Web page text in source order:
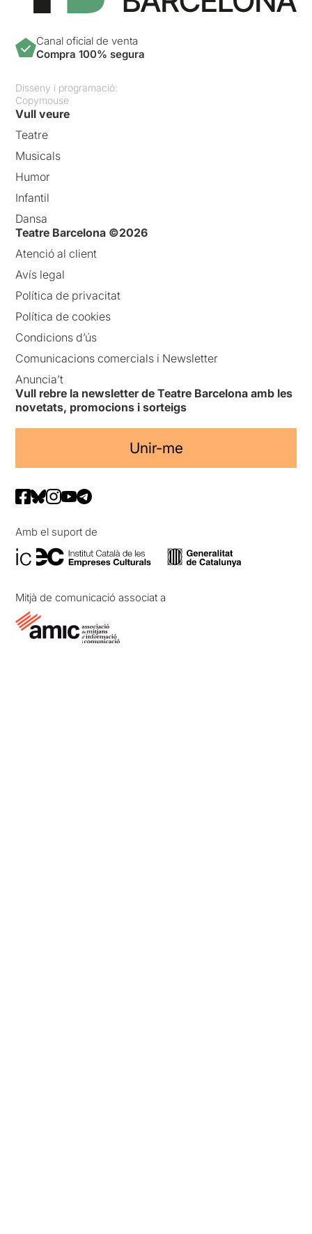
Canal oficial de venta
Compra 100% segura
Disseny i programació:
Copymouse
Vull veure
Teatre
Musicals
Humor
Infantil
Dansa
Teatre Barcelona ©2026
Atenció al client
Avís legal
Política de privacitat
Política de cookies
Condicions d’ús
Comunicacions comercials i Newsletter
Anuncia’t
Vull rebre la newsletter de Teatre Barcelona amb les
novetats, promocions i sorteigs
Unir-me
Amb el suport de
Mitjà de comunicació associat a